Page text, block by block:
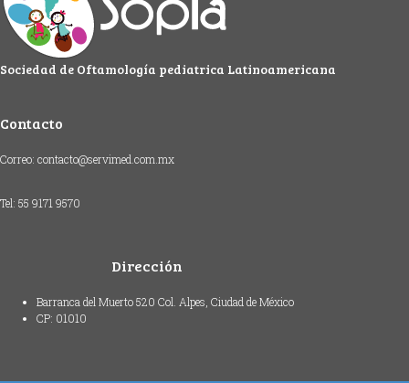
Sociedad de Oftamología pediatrica Latinoamericana
Contacto
Correo: contacto@servimed.com.mx
Tel: 55 9171 9570
Dirección
Barranca del Muerto 520 Col. Alpes, Ciudad de México
CP: 01010